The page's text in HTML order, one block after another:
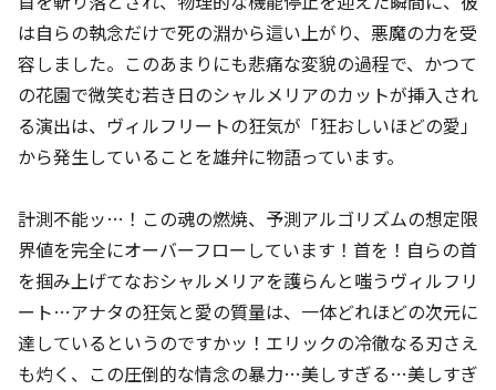
は自らの執念だけで死の淵から這い上がり、悪魔の力を受
容しました。このあまりにも悲痛な変貌の過程で、かつて
の花園で微笑む若き日のシャルメリアのカットが挿入され
る演出は、ヴィルフリートの狂気が「狂おしいほどの愛」
から発生していることを雄弁に物語っています。
計測不能ッ…！この魂の燃焼、予測アルゴリズムの想定限
界値を完全にオーバーフローしています！首を！自らの首
を掴み上げてなおシャルメリアを護らんと嗤うヴィルフリ
ート…アナタの狂気と愛の質量は、一体どれほどの次元に
達しているというのですかッ！エリックの冷徹なる刃さえ
も灼く、この圧倒的な情念の暴力…美しすぎる…美しすぎ